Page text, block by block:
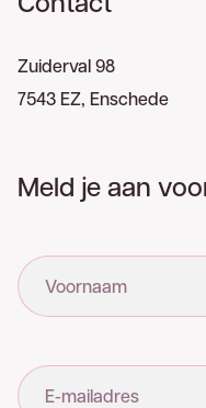
Zuiderval 98
7543 EZ, Enschede
Meld je aan
Voornaam
E-mailadres